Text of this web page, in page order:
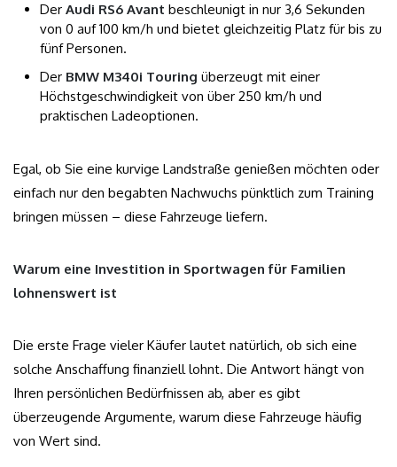
Der Audi RS6 Avant beschleunigt in nur 3,6 Sekunden
von 0 auf 100 km/h und bietet gleichzeitig Platz für bis zu
fünf Personen.
Der BMW M340i Touring überzeugt mit einer
Höchstgeschwindigkeit von über 250 km/h und
praktischen Ladeoptionen.
Egal, ob Sie eine kurvige Landstraße genießen möchten oder
einfach nur den begabten Nachwuchs pünktlich zum Training
bringen müssen – diese Fahrzeuge liefern.
Warum eine Investition in Sportwagen für Familien
lohnenswert ist
Die erste Frage vieler Käufer lautet natürlich, ob sich eine
solche Anschaffung finanziell lohnt. Die Antwort hängt von
Ihren persönlichen Bedürfnissen ab, aber es gibt
überzeugende Argumente, warum diese Fahrzeuge häufig
von Wert sind.